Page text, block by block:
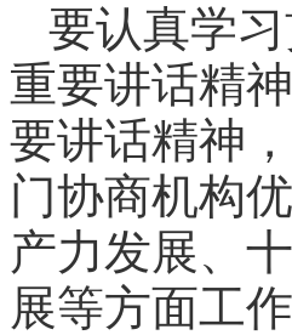
要认真学
重要讲话精
要讲话精神
门协商机构
产力发展、
展等方面工